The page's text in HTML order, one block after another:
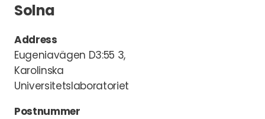
Solna
Address
Eugeniavägen D3:55 3,
Karolinska
Universitetslaboratoriet
Postnummer